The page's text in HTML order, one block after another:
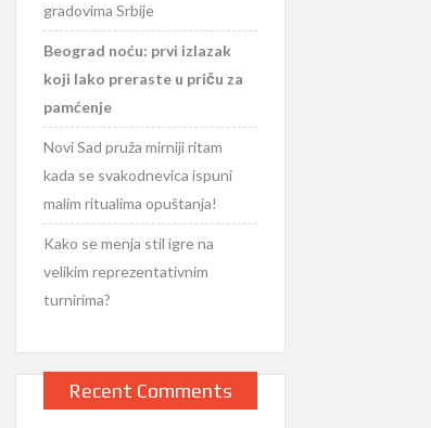
gradovima Srbije
Beograd noću: prvi izlazak
koji lako preraste u priču za
pamćenje
Novi Sad pruža mirniji ritam
kada se svakodnevica ispuni
malim ritualima opuštanja!
Kako se menja stil igre na
velikim reprezentativnim
turnirima?
Recent Comments